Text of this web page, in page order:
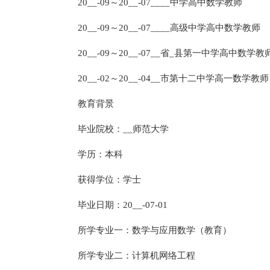
20__-09～20__-07____中学高中数学教师
20__-09～20__-07____高级中学高中数学教师
20__-09～20__-07__省_县第一中学高中数学教
20__-02～20__-04__市第十二中学高一数学教师
教育背景
毕业院校：__师范大学
学历：本科
获得学位：学士
毕业日期：20__-07-01
所学专业一：数学与应用数学（教育）
所学专业二：计算机网络工程